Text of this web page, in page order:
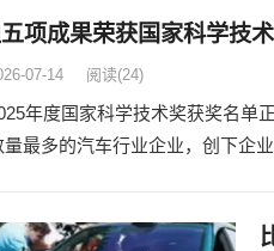
项成果荣获国家科学技
07-14 阅读(24)
年度国家科学技术奖获奖名单
量最多的汽车行业企业，创下企